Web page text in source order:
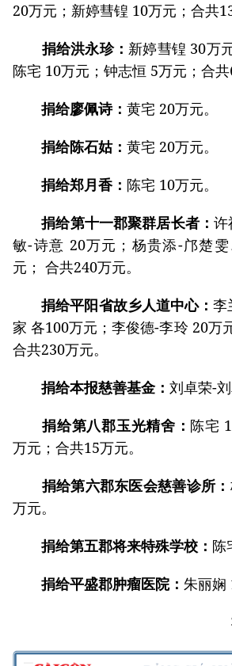
20万元；新婷彗锽 10万元；合共
捐给洪永珍： 新婷彗锽 30万
陈宅 10万元；钟志恒 5万元；合共
捐给廖佩诗： 黄宅 20万元。
捐给陈石姑： 黄宅 20万元。
捐给郑月香： 陈宅 10万元。
捐给第十一郡聚群居长者： 许
敏-诗意 20万元；杨贵添-邝楚
元； 合共240万元。
捐给平阳省故乡人道中心：李
家 各100万元；李俊德-李玲 20万
合共230万元。
捐给本报慈善基金： 刘卓荣-刘
捐给第八郡玉光精舍： 陈宅
万元；合共15万元。
捐给第六郡东医会慈善诊所：
万元。
捐给第五郡将来特殊学校： 陈
捐给平盛郡肿瘤医院： 朱丽